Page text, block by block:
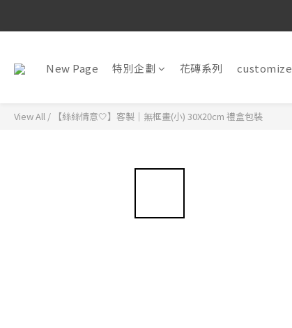
New Page 特別企劃 花磚系列 customize
View All / 【絲絲情意🤍】客製｜無框畫(小) 30X20cm 禮盒包裝